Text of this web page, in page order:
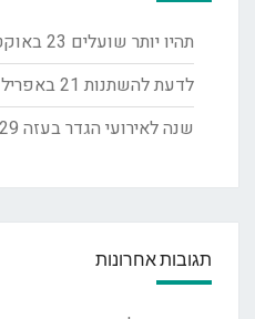
תהיו יותר שועלים 23 באוקטובר 2020
לדעת להשתנות 21 באפריל 2019
שנה לאירועי הגדר בעזה 29 במרץ 2019
תגובות אחרונות